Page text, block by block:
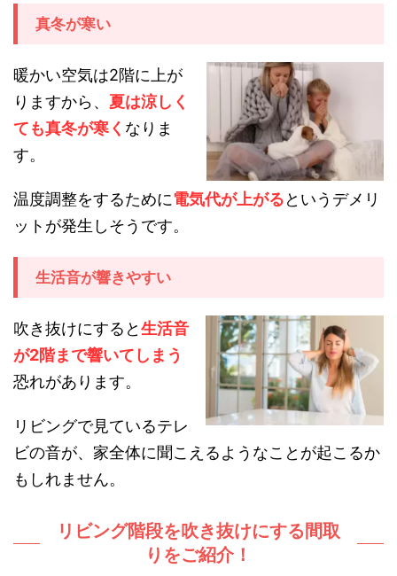
真冬が寒い
暖かい空気は2階に上が
りますから、 夏は涼しく
ても真冬が寒く なりま
す。
温度調整をするために電気代が上がるというデメリ
ットが発生しそうです。
生活音が響きやすい
吹き抜けにすると生活音
が2階まで響いてしまう
恐れがあります。
リビングで見ているテレ
ビの音が、家全体に聞こえるようなことが起こるか
もしれません。
リビング階段を吹き抜けにする間取
りをご紹介！